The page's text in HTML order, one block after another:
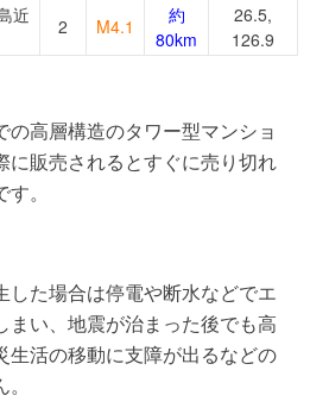
近
2 M4.1
約
80km
26.5,
126.9
高層構造のタワー型マンショ
に販売されるとすぐに売り切れ
。
した場合は停電や断水などでエ
まい、地震が治まった後でも高
生活の移動に支障が出るなどの